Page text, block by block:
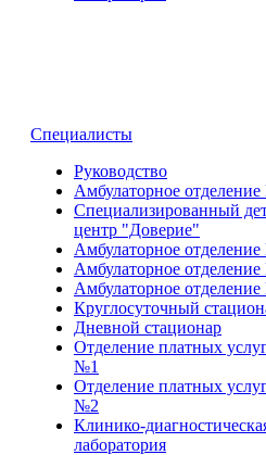
Специалисты
Руководство
Амбулаторное
Специализированный
центр "Доверие"
Амбулаторное
Амбулаторное
Амбулаторное
Круглосуточный
Дневной стационар
Отделение платных
№1
Отделение платных
№2
Клинико-
лаборатория